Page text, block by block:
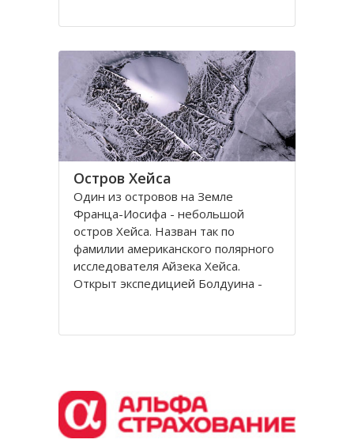
поверхности составляет 1424
Вмещает 282
Остров Хейса
Один из островов на Земле
Франца-Иосифа - небольшой
остров Хейса. Назван так по
фамилии американского полярного
исследователя Айзека Хейса.
Открыт экспедицией Болдуина -
широты, в самых суровых условиях